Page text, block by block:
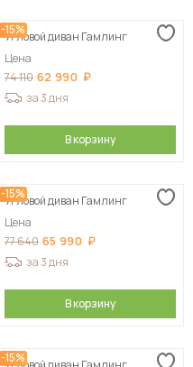
-15%
Угловой диван Гамлинг
Цена
74 110 62 990
за 3 дня
В корзину
-15%
Угловой диван Гамлинг
Цена
77 640 65 990
за 3 дня
В корзину
-15%